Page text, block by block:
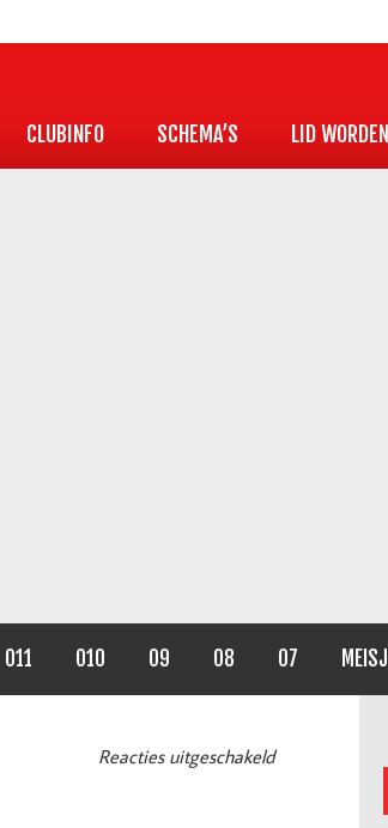
CLUBINFO SCHEMA’S LID WORDEN
O11 O10 O9 O8 O7
Reacties uitgeschakeld